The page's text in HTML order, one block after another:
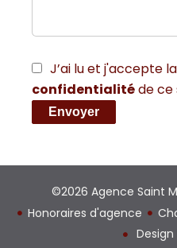
J’ai lu et j'accepte la
confidentialitéde ce
Envoyer
©2026 Agence Saint
Honoraires d'agence